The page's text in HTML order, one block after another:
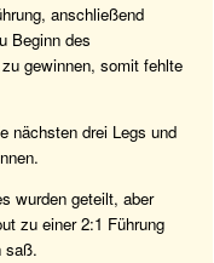
anschließend
Beginn des
gewinnen, somit fehlte
nächsten drei Legs und
wurden geteilt, aber
zu einer 2:1 Führung
saß.